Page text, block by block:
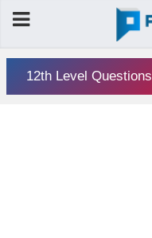
12th Level Questions